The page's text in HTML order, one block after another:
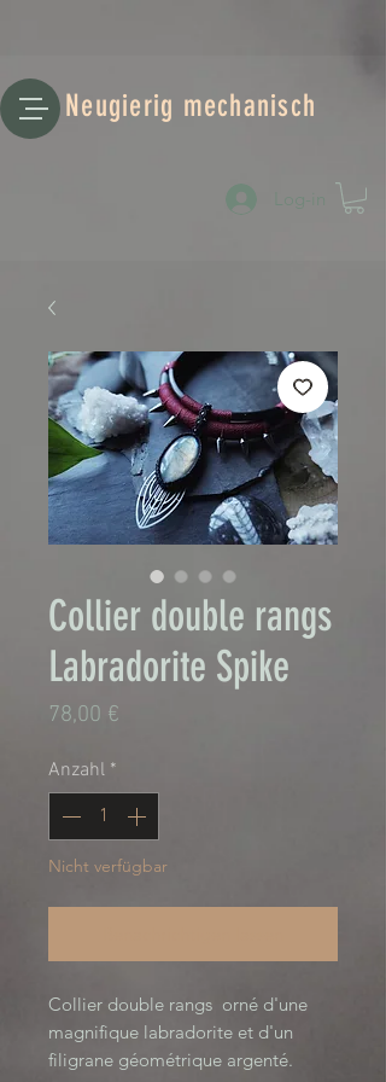
Neugierig mechanisch
Log-in
Collier double rangs
Labradorite Spike
78,00 €
Anzahl *
Nicht verfügbar
Collier double rangs  orné d'une
magnifique labradorite et d'un
filigrane géométrique argenté.